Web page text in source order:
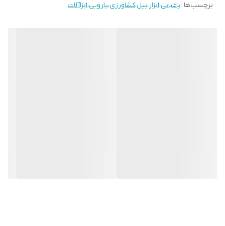
برچسب‌ها :باغبانی،ابزار،بیل،کشاورزی،پارویی،ابزاآلات